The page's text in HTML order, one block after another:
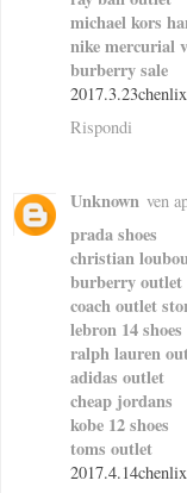
michael kors
nike mercurial
burberry sale
Rispondi
Unknown ven
prada shoes
christian
burberry outlet
coach outlet
lebron 14 shoes
ralph lauren
adidas outlet
cheap jordans
kobe 12 shoes
toms outlet